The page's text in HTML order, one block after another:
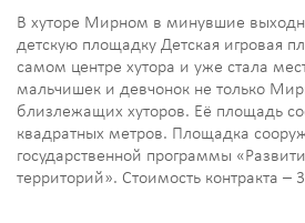
В хуторе Мирном в минувшие
детскую площадку Детская игровая
самом центре хутора и уже стала
мальчишек и девчонок не только
близлежащих хуторов. Её площадь
квадратных метров. Площадка
государственной программы
территорий». Стоимость контракта –